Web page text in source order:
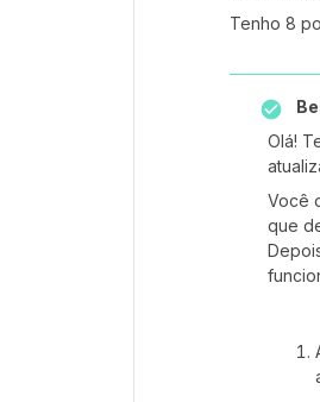
Tenho 8
Olá!
Você
que